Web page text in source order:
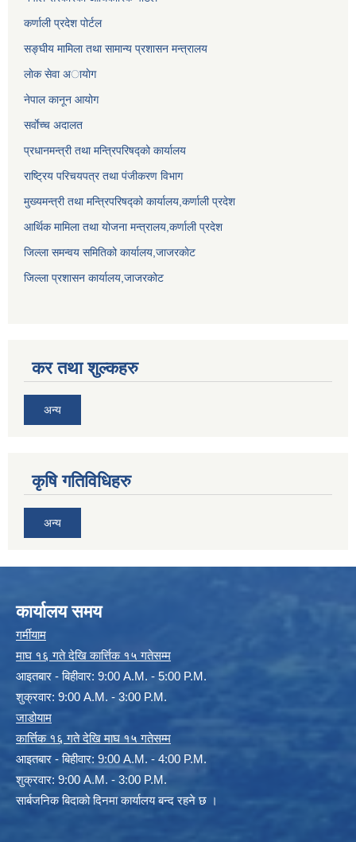
कर्णाली प्रदेश पोर्टल
सङ्घीय मामिला तथा सामान्य प्रशासन मन्त्रालय
लाेक सेवा अायाेग
नेपाल कानून आयोग
सर्वाेच्च अदालत
प्रधानमन्त्री तथा मन्त्रिपरिषद्को कार्यालय
राष्ट्रिय परिचयपत्र तथा पंजीकरण विभाग
मुख्यमन्त्री तथा मन्त्रिपरिषद्को कार्यालय,कर्णाली प्रदेश
आर्थिक मामिला तथा योजना मन्त्रालय,कर्णाली प्रदेश
जिल्ला समन्वय समितिको कार्यालय,जाजरकाेट
जिल्ला प्रशासन कार्यालय,जाजरकोट
कर तथा शुल्कहरु
अन्य
कृषि गतिविधिहरु
अन्य
कार्यालय समय
गर्मीयाम
माघ १६ गते देखि कार्त्तिक १५ गतेसम्म
आइतबार - बिहीवार: 9:00 A.M. - 5:00 P.M.
शुक्रवार: 9:00 A.M. - 3:00 P.M.
जाडोयाम
कार्त्तिक १६ गते देखि माघ १५ गतेसम्म
आइतबार - बिहीवार: 9:00 A.M. - 4:00 P.M.
शुक्रवार: 9:00 A.M. - 3:00 P.M.
सार्बजनिक बिदाको दिनमा कार्यालय बन्द रहने छ ।